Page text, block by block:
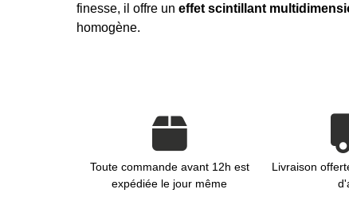
finesse, il offre un effet scintillant
homogène.
Toute commande avant 12h est
expédiée le jour même
Livraison